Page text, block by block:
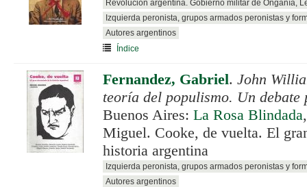
Revolución argentina. Gobierno militar de Onganía,
Izquierda peronista, grupos armados peronistas y
Autores argentinos
Índice
Fernandez, Gabriel. John
teoría del populismo. Un
Buenos Aires: La Rosa Blindada
Miguel. Cooke, de vuelta. El
historia argentina
Izquierda peronista, grupos armados peronistas y
Autores argentinos